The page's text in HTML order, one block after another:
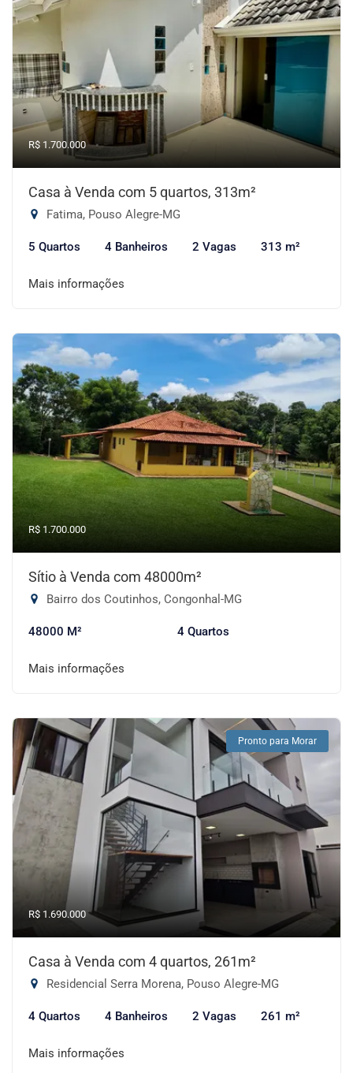
R$ 1.700.000
Casa à Venda com 5 quartos, 313m²
Fatima, Pouso Alegre-MG
5 Quartos 4 Banheiros 2 Vagas 313 m²
Mais informações
R$ 1.700.000
Sítio à Venda com 48000m²
Bairro dos Coutinhos, Congonhal-MG
48000 M² 4 Quartos
Mais informações
Pronto para Morar
R$ 1.690.000
Casa à Venda com 4 quartos, 261m²
Residencial Serra Morena, Pouso Alegre-MG
4 Quartos 4 Banheiros 2 Vagas 261 m²
Mais informações